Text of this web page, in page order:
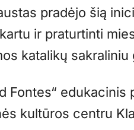
pradėjo šią
ir praturtinti
katalikų sakraliniu
Fontes“
kultūros centru